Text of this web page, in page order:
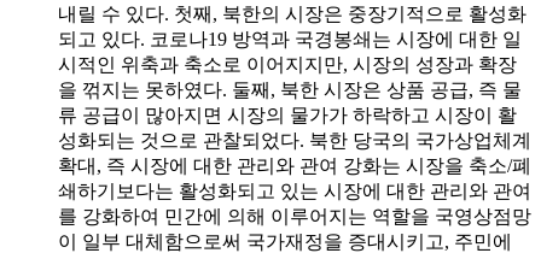
내릴 수 있다. 첫째, 북한의 시장은 중장기적으로 활성화
되고 있다. 코로나19 방역과 국경봉쇄는 시장에 대한 일
시적인 위축과 축소로 이어지지만, 시장의 성장과 확장
을 꺾지는 못하였다. 둘째, 북한 시장은 상품 공급, 즉 물
류 공급이 많아지면 시장의 물가가 하락하고 시장이 활
성화되는 것으로 관찰되었다. 북한 당국의 국가상업체계
확대, 즉 시장에 대한 관리와 관여 강화는 시장을 축소/폐
쇄하기보다는 활성화되고 있는 시장에 대한 관리와 관여
를 강화하여 민간에 의해 이루어지는 역할을 국영상점망
이 일부 대체함으로써 국가재정을 증대시키고, 주민에